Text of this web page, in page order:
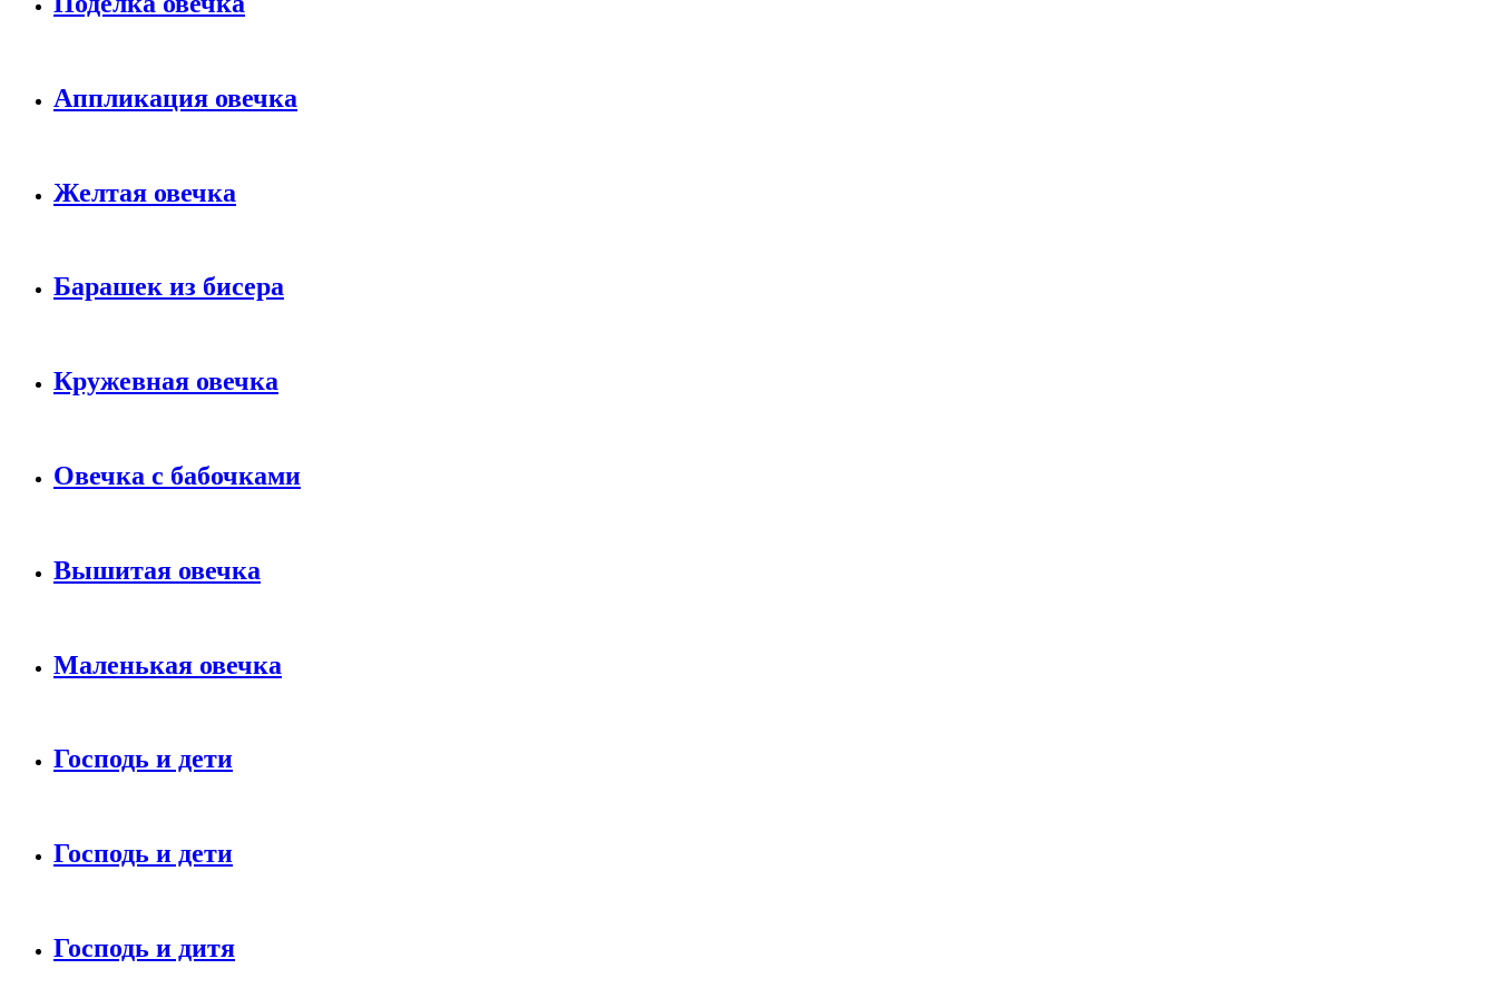
Аппликация овечка
Желтая овечка
Барашек из бисера
Кружевная овечка
Овечка с бабочками
Вышитая овечка
Маленькая овечка
Господь и дети
Господь и дети
Господь и дитя